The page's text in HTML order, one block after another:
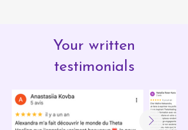
Your written
testimonials